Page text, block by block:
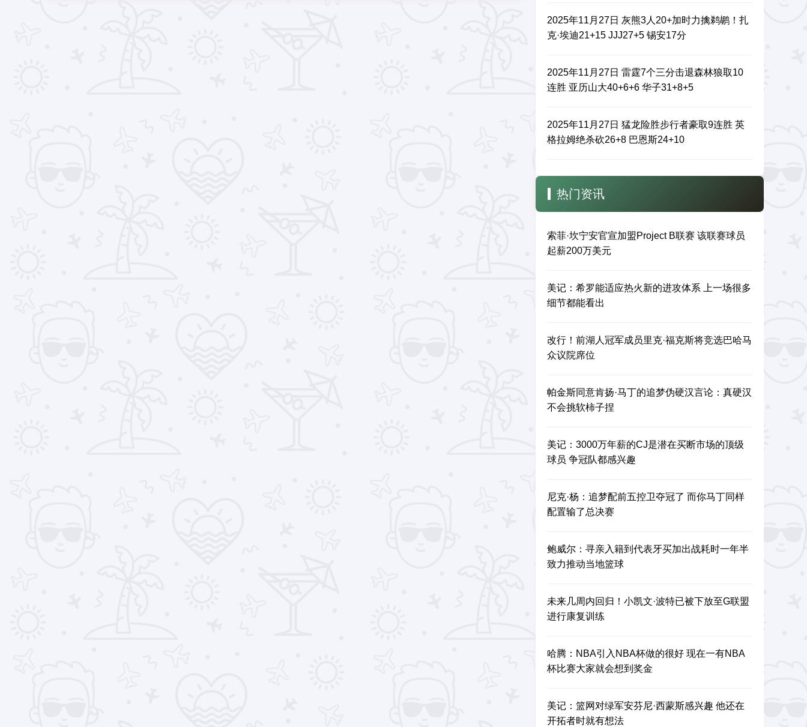
2025年11月27日 灰熊3人20+加时力擒鹈鹕！扎
克·埃迪21+15 JJJ27+5 锡安17分
2025年11月27日 雷霆7个三分击退森林狼取10
连胜 亚历山大40+6+6 华子31+8+5
2025年11月27日 猛龙险胜步行者豪取9连胜 英
格拉姆绝杀砍26+8 巴恩斯24+10
热门资讯
索菲·坎宁安官宣加盟Project B联赛 该联赛球员
起薪200万美元
美记：希罗能适应热火新的进攻体系 上一场很多
细节都能看出
改行！前湖人冠军成员里克·福克斯将竞选巴哈马
众议院席位
帕金斯同意肯扬·马丁的追梦伪硬汉言论：真硬汉
不会挑软柿子捏
美记：3000万年薪的CJ是潜在买断市场的顶级
球员 争冠队都感兴趣
尼克·杨：追梦配前五控卫夺冠了 而你马丁同样
配置输了总决赛
鲍威尔：寻亲入籍到代表牙买加出战耗时一年半
致力推动当地篮球
未来几周内回归！小凯文·波特已被下放至G联盟
进行康复训练
哈腾：NBA引入NBA杯做的很好 现在一有NBA
杯比赛大家就会想到奖金
美记：篮网对绿军安芬尼·西蒙斯感兴趣 他还在
开拓者时就有想法